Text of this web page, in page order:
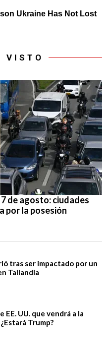
VISTO
de agosto: ciudades
por la posesión
tras ser impactado por un
Tailandia
EE. UU. que vendrá a la
Trump?